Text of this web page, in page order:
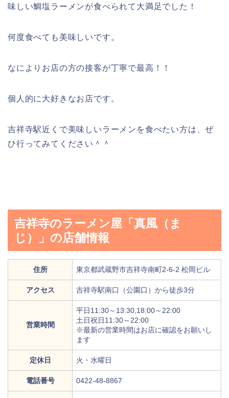
味しい鯛塩ラーメンが食べられて大満足でした！
何度食べても美味しいです。
なによりお店の方の接客が丁寧で最高！！
個人的に大好きなお店です。
吉祥寺駅近くで美味しいラーメンを食べたい方は、ぜ
ひ行ってみてください＾＾
吉祥寺のラーメン屋「真風（ま
じ）」の店舗情報
住所 東京都武蔵野市吉祥寺南町2-6-2 松岡ビル
アクセス 吉祥寺駅南口（公園口）から徒歩3分
営業時間
平日11:30～13:30,18:00～22:00
土日祝日11:30～22:00
※最新の営業時間はお店に確認をお願いし
ます
定休日 火・水曜日
電話番号 0422-48-8867